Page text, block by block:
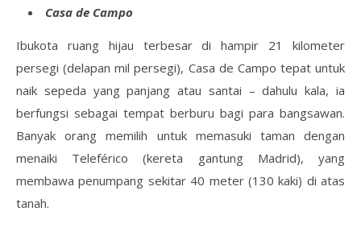
Casa de Campo
Ibukota ruang hijau terbesar di hampir 21 kilometer
persegi (delapan mil persegi), Casa de Campo tepat untuk
naik sepeda yang panjang atau santai – dahulu kala, ia
berfungsi sebagai tempat berburu bagi para bangsawan.
Banyak orang memilih untuk memasuki taman dengan
menaiki Teleférico (kereta gantung Madrid), yang
membawa penumpang sekitar 40 meter (130 kaki) di atas
tanah.